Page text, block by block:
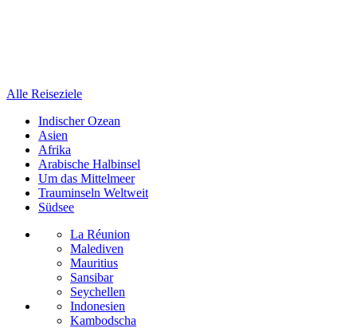
Alle Reiseziele
Indischer Ozean
Asien
Afrika
Arabische Halbinsel
Um das Mittelmeer
Trauminseln Weltweit
Südsee
La Réunion
Malediven
Mauritius
Sansibar
Seychellen
Indonesien
Kambodscha